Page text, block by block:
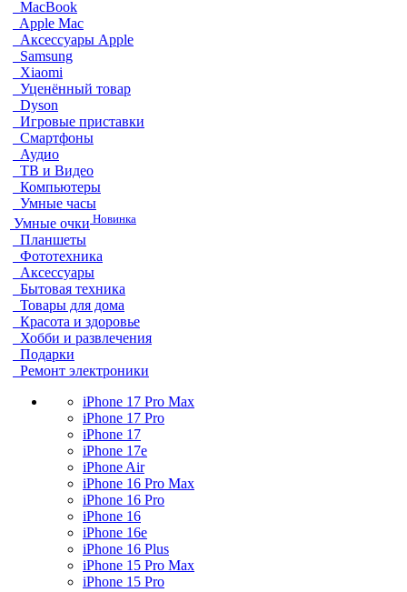
MacBook
Apple Mac
Аксессуары Apple
Samsung
Xiaomi
Уценённый товар
Dyson
Игровые приставки
Смартфоны
Аудио
ТВ и Видео
Компьютеры
Умные часы
Умные очки Новинка
Планшеты
Фототехника
Аксессуары
Бытовая техника
Товары для дома
Красота и здоровье
Хобби и развлечения
Подарки
Ремонт электроники
iPhone 17 Pro Max
iPhone 17 Pro
iPhone 17
iPhone 17e
iPhone Air
iPhone 16 Pro Max
iPhone 16 Pro
iPhone 16
iPhone 16e
iPhone 16 Plus
iPhone 15 Pro Max
iPhone 15 Pro